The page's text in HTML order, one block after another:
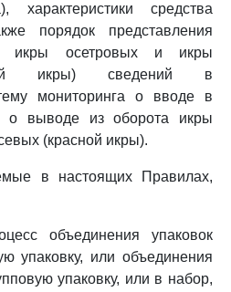
характеристики средства
порядок представления
икры осетровых и икры
икры) сведений в
мониторинга о вводе в
о выводе из оборота икры
(красной икры).
в настоящих Правилах,
объединения упаковок
упаковку, или объединения
упаковку, или в набор,